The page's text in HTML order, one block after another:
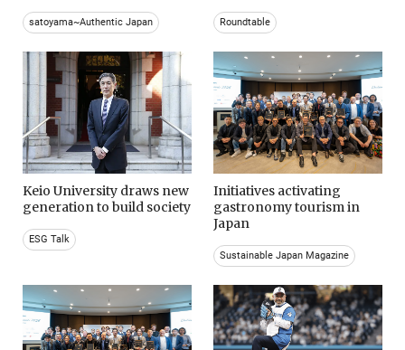
satoyama~Authentic Japan Roundtable
Keio University draws new
generation to build society
ESG Talk
Initiatives activating
gastronomy tourism in
Japan
Sustainable Japan Magazine